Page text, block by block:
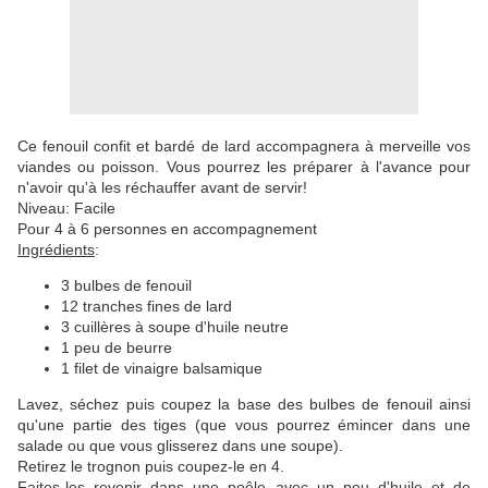
Ce fenouil confit et bardé de lard accompagnera à merveille vos
viandes ou poisson. Vous pourrez les préparer à l'avance pour
n'avoir qu'à les réchauffer avant de servir!
Niveau: Facile
Pour 4 à 6 personnes en accompagnement
Ingrédients:
3 bulbes de fenouil
12 tranches fines de lard
3 cuillères à soupe d'huile neutre
1 peu de beurre
1 filet de vinaigre balsamique
Lavez, séchez puis coupez la base des bulbes de fenouil ainsi
qu'une partie des tiges (que vous pourrez émincer dans une
salade ou que vous glisserez dans une soupe).
Retirez le trognon puis coupez-le en 4.